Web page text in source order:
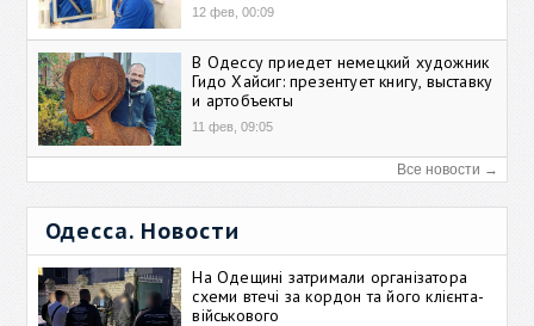
12 фев, 00:09
В Одессу приедет немецкий художник
Гидо Хайсиг: презентует книгу, выставку
и артобъекты
11 фев, 09:05
Все новости →
Одесса. Новости
На Одещині затримали організатора
схеми втечі за кордон та його клієнта-
військового